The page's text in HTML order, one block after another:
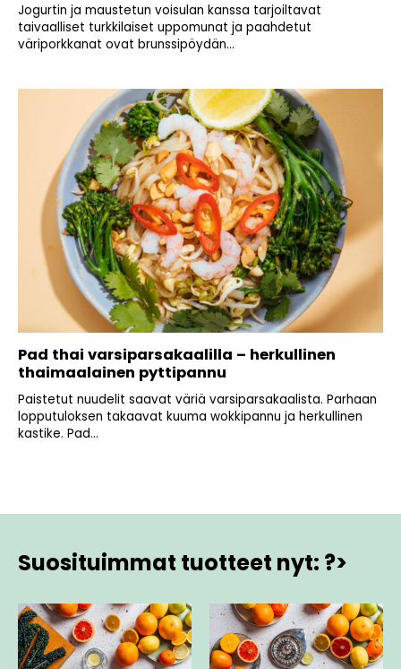
Jogurtin ja maustetun voisulan kanssa tarjoiltavat
taivaalliset turkkilaiset uppomunat ja paahdetut
väriporkkanat ovat brunssipöydän...
Pad thai varsiparsakaalilla – herkullinen
thaimaalainen pyttipannu
Paistetut nuudelit saavat väriä varsiparsakaalista. Parhaan
lopputuloksen takaavat kuuma wokkipannu ja herkullinen
kastike. Pad...
Suosituimmat tuotteet nyt: ?>